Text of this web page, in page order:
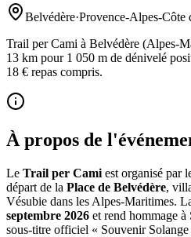
Belvédère·Provence-Alpes-Côte
Trail per Cami à Belvédère (Alpes-
13 km pour 1 050 m de dénivelé
18 € repas compris.
À propos de
Le Trail per Cami est organisé par
départ de la Place de Belvédère,
Vésubie dans les Alpes-Maritimes.
septembre 2026 et rend hommage à
sous-titre officiel « Souvenir Solange